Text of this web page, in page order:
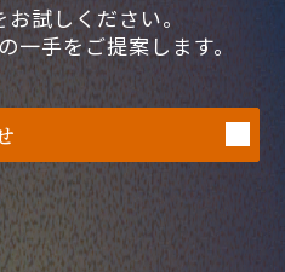
試しください。
一手をご提案します。